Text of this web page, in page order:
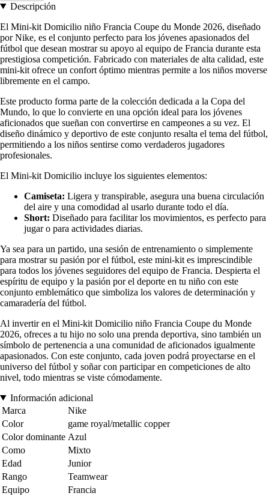
Descripción
El Mini-kit Domicilio niño Francia Coupe du Monde 2026, diseñado
por Nike, es el conjunto perfecto para los jóvenes apasionados del
fútbol que desean mostrar su apoyo al equipo de Francia durante esta
prestigiosa competición. Fabricado con materiales de alta calidad, este
mini-kit ofrece un confort óptimo mientras permite a los niños moverse
libremente en el campo.
Este producto forma parte de la colección dedicada a la Copa del
Mundo, lo que lo convierte en una opción ideal para los jóvenes
aficionados que sueñan con convertirse en campeones a su vez. El
diseño dinámico y deportivo de este conjunto resalta el tema del fútbol,
permitiendo a los niños sentirse como verdaderos jugadores
profesionales.
El Mini-kit Domicilio incluye los siguientes elementos:
Camiseta: Ligera y transpirable, asegura una buena circulación
del aire y una comodidad al usarlo durante todo el día.
Short: Diseñado para facilitar los movimientos, es perfecto para
jugar o para actividades diarias.
Ya sea para un partido, una sesión de entrenamiento o simplemente
para mostrar su pasión por el fútbol, este mini-kit es imprescindible
para todos los jóvenes seguidores del equipo de Francia. Despierta el
espíritu de equipo y la pasión por el deporte en tu niño con este
conjunto emblemático que simboliza los valores de determinación y
camaradería del fútbol.
Al invertir en el Mini-kit Domicilio niño Francia Coupe du Monde
2026, ofreces a tu hijo no solo una prenda deportiva, sino también un
símbolo de pertenencia a una comunidad de aficionados igualmente
apasionados. Con este conjunto, cada joven podrá proyectarse en el
universo del fútbol y soñar con participar en competiciones de alto
nivel, todo mientras se viste cómodamente.
Información adicional
Marca
Nike
Color
game royal/metallic copper
Color dominante Azul
Como
Mixto
Edad
Junior
Rango
Teamwear
Equipo
Francia